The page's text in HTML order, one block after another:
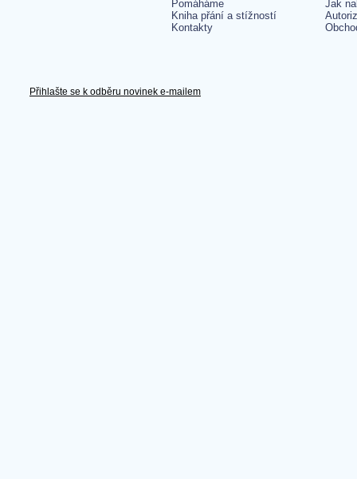
Pomáháme
Kniha přání a stížností
Kontakty
Jak
Přihlašte se k odběru novinek e-mailem